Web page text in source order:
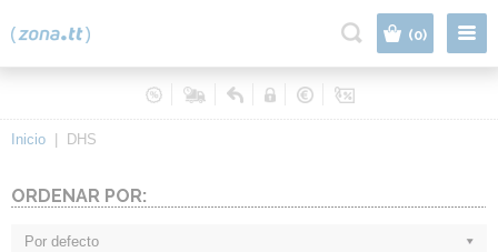
(0)
Inicio DHS
ORDENAR POR:
Por defecto